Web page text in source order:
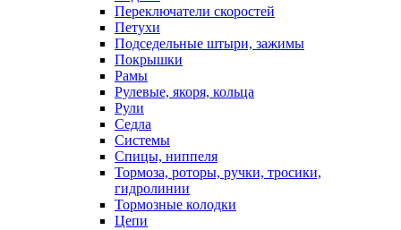
Переключатели скоростей
Петухи
Подседельные штыри, зажимы
Покрышки
Рамы
Рулевые, якоря, кольца
Рули
Седла
Системы
Спицы, ниппеля
Тормоза, роторы, ручки, тросики,
гидролинии
Тормозные колодки
Цепи